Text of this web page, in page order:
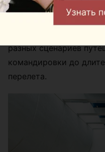
Минск начали работу
расположены в зонах
разных сценариев
командировки до
перелета.